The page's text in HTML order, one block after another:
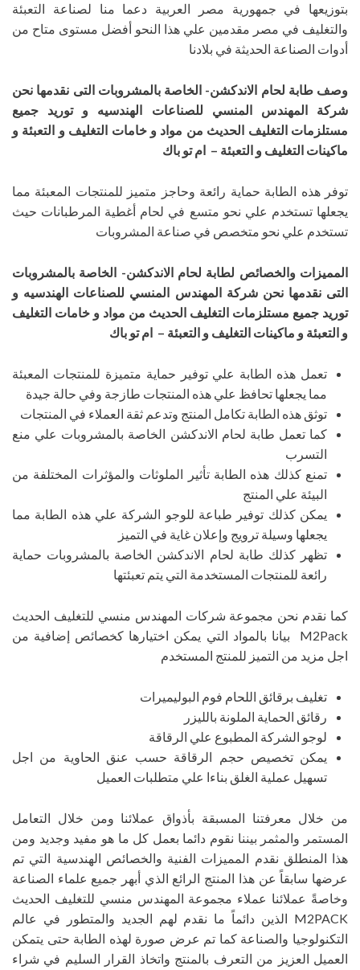
بتوزيعها في جمهورية مصر العربية دعما منا لصناعة التعبئة
والتغليف في مصر مقدمين علي هذا النحو أفضل مستوى متاح من
أدوات الصناعة الحديثة في بلادنا
وصف طابة لحام الاندكشن- الخاصة بالمشروبات التى نقدمها نحن
شركة المهندس المنسي للصناعات الهندسيه و توريد جميع
مستلزمات التغليف الحديث من مواد و خامات التغليف و التعبئة و
ماكينات التغليف و التعبئة – ام تو باك
توفر هذه الطابة حماية رائعة وحاجز متميز للمنتجات المعبئة مما
يجعلها تستخدم علي نحو متسع في لحام أغطية المرطبانات حيث
تستخدم علي نحو متخصص في صناعة المشروبات
المميزات والخصائص لطابة لحام الاندكشن- الخاصة بالمشروبات
التى نقدمها نحن شركة المهندس المنسي للصناعات الهندسيه و
توريد جميع مستلزمات التغليف الحديث من مواد و خامات التغليف
و التعبئة و ماكينات التغليف و التعبئة – ام تو باك
تعمل هذه الطابة علي توفير حماية متميزة للمنتجات المعبئة
مما يجعلها تحافظ علي هذه المنتجات طازجة وفي حالة جيدة
توثق هذه الطابة تكامل المنتج وتدعم ثقة العملاء في المنتجات
كما تعمل طابة لحام الاندكشن الخاصة بالمشروبات علي منع
التسرب
تمنع كذلك هذه الطابة تأثير الملوثات والمؤثرات المختلفة من
البيئة علي المنتج
يمكن كذلك توفير طباعة للوجو الشركة علي هذه الطابة مما
يجعلها وسيلة ترويج وإعلان غاية في التميز
تظهر كذلك طابة لحام الاندكشن الخاصة بالمشروبات حماية
رائعة للمنتجات المستخدمة التي يتم تعبئتها
كما نقدم نحن مجموعة شركات المهندس منسي للتغليف الحديث
M2Pack بيانا بالمواد التي يمكن اختيارها كخصائص إضافية من
اجل مزيد من التميز للمنتج المستخدم
تغليف برقائق اللحام فوم البوليميرات
رقائق الحماية الملونة بالليزر
لوجو الشركة المطبوع علي الرقاقة
يمكن تخصيص حجم الرقاقة حسب عنق الحاوية من اجل
تسهيل عملية الغلق بناءا علي متطلبات العميل
من خلال معرفتنا المسبقة بأذواق عملائنا ومن خلال التعامل
المستمر والمثمر بيننا نقوم دائما بعمل كل ما هو مفيد وجديد ومن
هذا المنطلق نقدم المميزات الفنية والخصائص الهندسية التي تم
عرضها سابقاً عن هذا المنتج الرائع الذي أبهر جميع علماء الصناعة
وخاصةً عملائنا عملاء مجموعة المهندس منسي للتغليف الحديث
M2PACK الذين دائماً ما نقدم لهم الجديد والمتطور في عالم
التكنولوجيا والصناعة كما تم عرض صورة لهذه الطابة حتى يتمكن
العميل العزيز من التعرف بالمنتج واتخاذ القرار السليم في شراء